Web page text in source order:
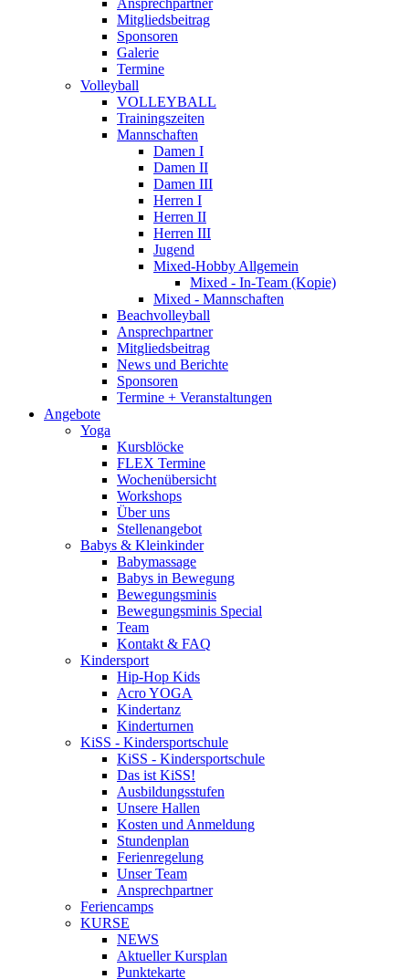
Ansprechpartner
Mitgliedsbeitrag
Sponsoren
Galerie
Termine
Volleyball
VOLLEYBALL
Trainingszeiten
Mannschaften
Damen I
Damen II
Damen III
Herren I
Herren II
Herren III
Jugend
Mixed-Hobby Allgemein
Mixed - In-Team (Kopie)
Mixed - Mannschaften
Beachvolleyball
Ansprechpartner
Mitgliedsbeitrag
News und Berichte
Sponsoren
Termine + Veranstaltungen
Angebote
Yoga
Kursblöcke
FLEX Termine
Wochenübersicht
Workshops
Über uns
Stellenangebot
Babys & Kleinkinder
Babymassage
Babys in Bewegung
Bewegungsminis
Bewegungsminis Special
Team
Kontakt & FAQ
Kindersport
Hip-Hop Kids
Acro YOGA
Kindertanz
Kinderturnen
KiSS - Kindersportschule
KiSS - Kindersportschule
Das ist KiSS!
Ausbildungsstufen
Unsere Hallen
Kosten und Anmeldung
Stundenplan
Ferienregelung
Unser Team
Ansprechpartner
Feriencamps
KURSE
NEWS
Aktueller Kursplan
Punktekarte